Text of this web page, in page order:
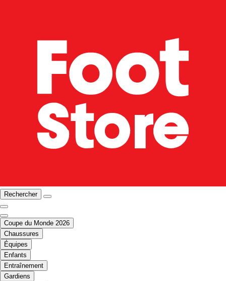
Rechercher
Coupe du Monde 2026
Chaussures
Équipes
Enfants
Entraînement
Gardiens